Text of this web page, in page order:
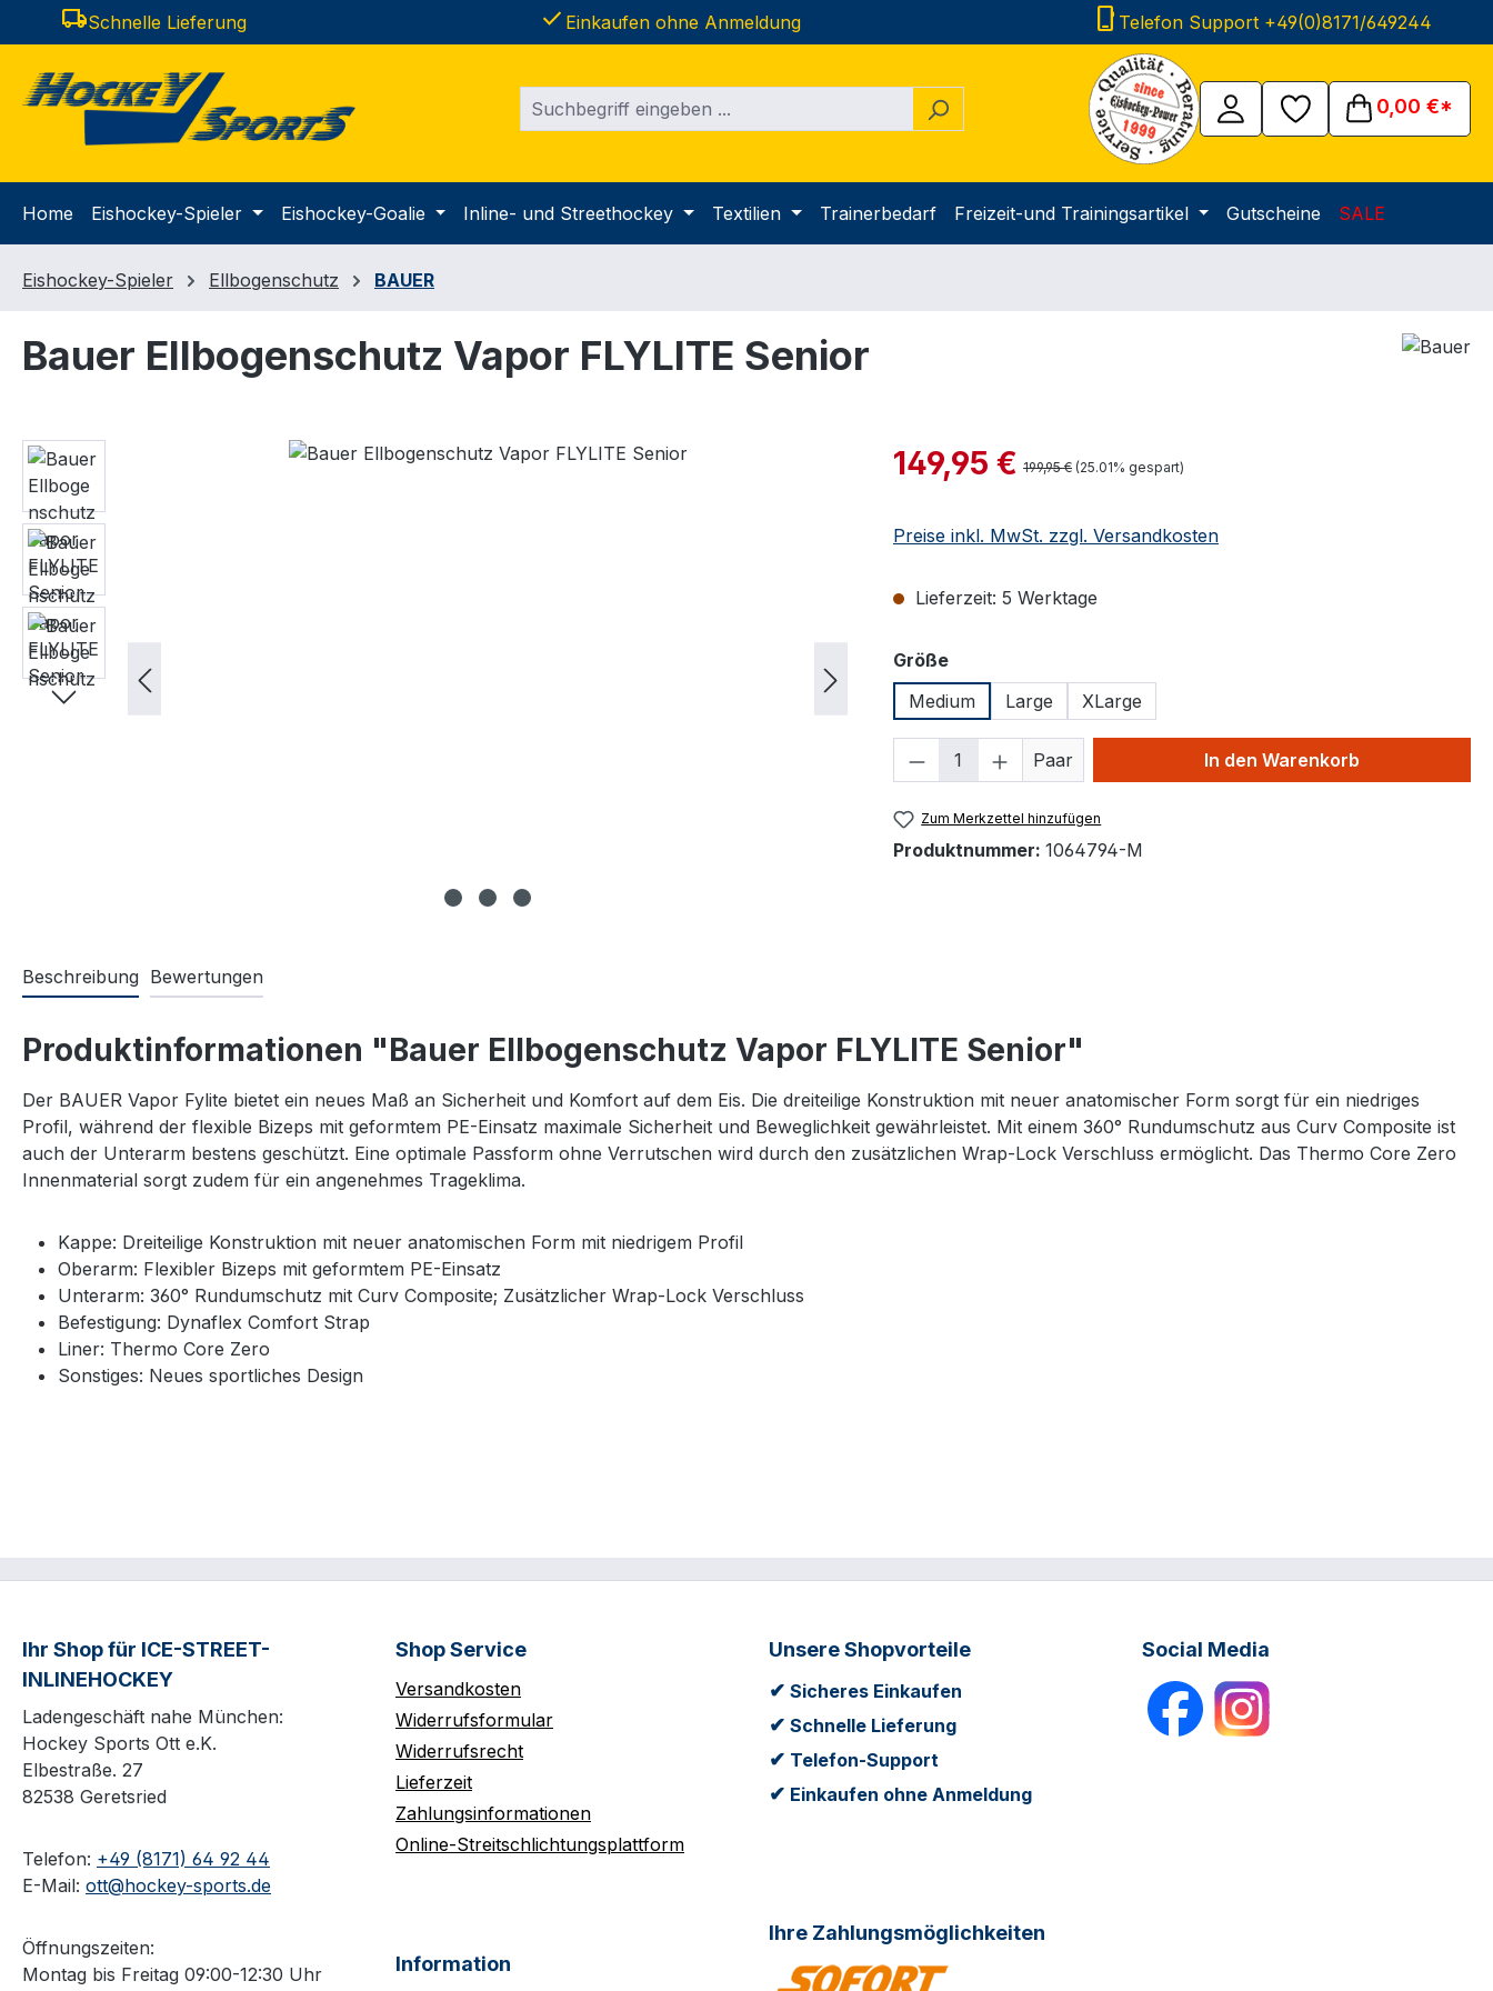
Hauptinhalt springen
Zur Suche springen
Zur Hauptnavigation springen
local_shippingSchnelle Lieferung done Einkaufen ohne Anmeldung phone_iphone Telefon Support +49(0)8171/649244
0,00 €*
Home Eishockey-Spieler Eishockey-Goalie Inline- und Streethockey Textilien Trainerbedarf Freizeit-und Trainingsartikel Gutscheine SALE
Eishockey-Spieler Ellbogenschutz BAUER
Bauer Ellbogenschutz Vapor FLYLITE Senior
Bildergalerie überspringen Verkaufspreis:
149,95 € Regulärer Preis:
199,95 € (25.01% gespart)
Preise inkl. MwSt. zzgl. Versandkosten
Lieferzeit: 5 Werktage
Größeauswählen
Medium
Large XLarge
Produkt Anzahl: Gib den gewünschten Wert
Paar In den Warenkorb
Zum Merkzettel hinzufügen
Produktnummer: 1064794-M
Beschreibung Bewertungen
Produktinformationen "Bauer Ellbogenschutz Vapor FLYLITE Senior"
Der BAUER Vapor Fylite bietet ein neues Maß an Sicherheit und Komfort auf dem Eis. Die dreiteilige Konstruktion mit neuer anatomischer Form sorgt für ein niedriges
Profil, während der flexible Bizeps mit geformtem PE-Einsatz maximale Sicherheit und Beweglichkeit gewährleistet. Mit einem 360° Rundumschutz aus Curv Composite ist
auch der Unterarm bestens geschützt. Eine optimale Passform ohne Verrutschen wird durch den zusätzlichen Wrap-Lock Verschluss ermöglicht. Das Thermo Core Zero
Innenmaterial sorgt zudem für ein angenehmes Trageklima.
Kappe: Dreiteilige Konstruktion mit neuer anatomischen Form mit niedrigem Profil
Oberarm: Flexibler Bizeps mit geformtem PE-Einsatz
Unterarm: 360° Rundumschutz mit Curv Composite; Zusätzlicher Wrap-Lock Verschluss
Befestigung: Dynaflex Comfort Strap
Liner: Thermo Core Zero
Sonstiges: Neues sportliches Design
Ihr Shop für ICE-STREET-
INLINEHOCKEY
Ladengeschäft nahe München:
Hockey Sports Ott e.K.
Elbestraße. 27
82538 Geretsried
Telefon: +49 (8171) 64 92 44
E-Mail: ott@hockey-sports.de
Öffnungszeiten:
Montag bis Freitag 09:00-12:30 Uhr
Shop Service
Versandkosten
Widerrufsformular
Widerrufsrecht
Lieferzeit
Zahlungsinformationen
Online-Streitschlichtungsplattform
Information
Unsere Shopvorteile
✔ Sicheres Einkaufen
✔ Schnelle Lieferung
✔ Telefon-Support
✔ Einkaufen ohne Anmeldung
Ihre Zahlungsmöglichkeiten
Social Media